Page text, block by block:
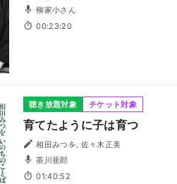
柳家小さん
00:23:20
聴き放題対象 チケット対象
育てたように子は育つ
相田みつを, 佐々木正美
茶川亜郎
01:40:52